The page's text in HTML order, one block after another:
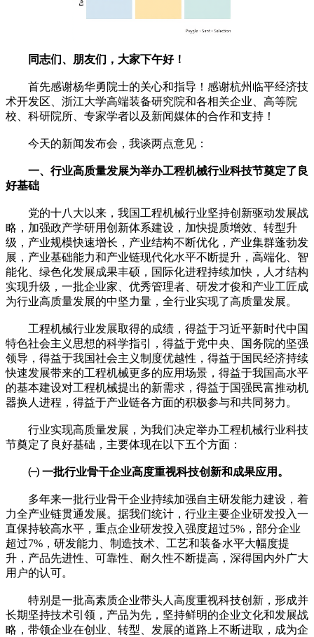
同志们、朋友们，大家下午好！
首先感谢杨华勇院士的关心和指导！感谢杭州临平经济技
术开发区、浙江大学高端装备研究院和各相关企业、高等院
校、科研院所、专家学者以及新闻媒体的合作和支持！
今天的新闻发布会，我谈两点意见：
一、行业高质量发展为举办工程机械行业科技节奠定了良
好基础
党的十八大以来，我国工程机械行业坚持创新驱动发展战
略，加强政产学研用创新体系建设，加快提质增效、转型升
级，产业规模快速增长，产业结构不断优化，产业集群蓬勃发
展，产业基础能力和产业链现代化水平不断提升，高端化、智
能化、绿色化发展成果丰硕，国际化进程持续加快，人才结构
实现升级，一批企业家、优秀管理者、研发才俊和产业工匠成
为行业高质量发展的中坚力量，全行业实现了高质量发展。
工程机械行业发展取得的成绩，得益于习近平新时代中国
特色社会主义思想的科学指引，得益于党中央、国务院的坚强
领导，得益于我国社会主义制度优越性，得益于国民经济持续
快速发展带来的工程机械更多的应用场景，得益于我国高水平
的基本建设对工程机械提出的新需求，得益于国强民富推动机
器换人进程，得益于产业链各方面的积极参与和共同努力。
行业实现高质量发展，为我们决定举办工程机械行业科技
节奠定了良好基础，主要体现在以下五个方面：
㈠ 一批行业骨干企业高度重视科技创新和成果应用。
多年来一批行业骨干企业持续加强自主研发能力建设，着
力全产业链贯通发展。据我们统计，行业主要企业研发投入一
直保持较高水平，重点企业研发投入强度超过5%，部分企业
超过7%，研发能力、制造技术、工艺和装备水平大幅度提
升，产品先进性、可靠性、耐久性不断提高，深得国内外广大
用户的认可。
特别是一批高素质企业带头人高度重视科技创新，形成并
长期坚持技术引领，产品为先，坚持鲜明的企业文化和发展战
略，带领企业在创业、转型、发展的道路上不断进取，成为企